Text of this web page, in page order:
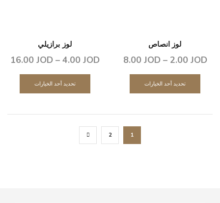
لوز انصاص
2.00 JOD
–
8.00 JOD
تحديد أحد الخيارات
لوز برازيلي
4.00 JOD
–
16.00 JOD
تحديد أحد الخيارات
1
2